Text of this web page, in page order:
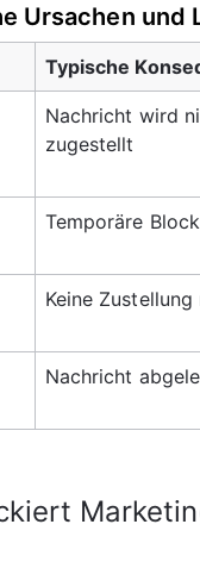
Ursachen und
Typische
Nachricht wird
zugestellt
Temporäre
Keine
Nachricht